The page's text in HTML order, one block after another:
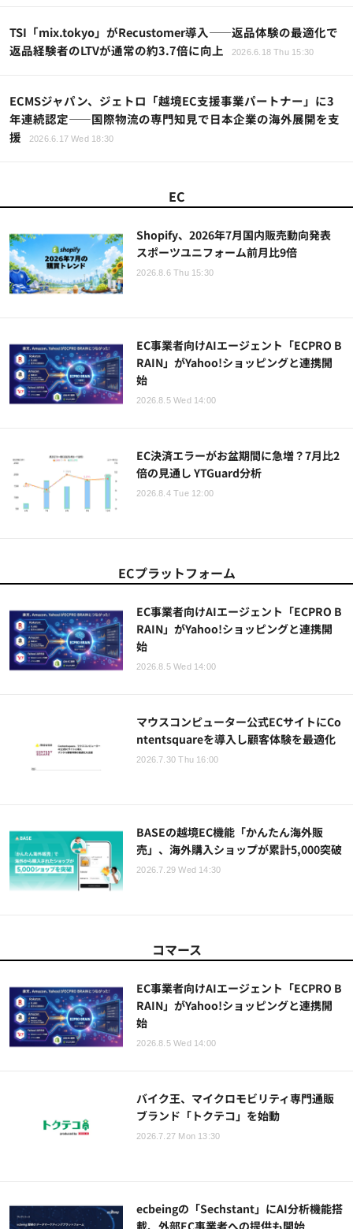
TSI「mix.tokyo」がRecustomer導入——返品体験の最適化で
返品経験者のLTVが通常の約3.7倍に向上
2026.6.18 Thu 15:30
ECMSジャパン、ジェトロ「越境EC支援事業パートナー」に3
年連続認定——国際物流の専門知見で日本企業の海外展開を支
援
2026.6.17 Wed 18:30
EC
Shopify、2026年7月国内販売動向発表
スポーツユニフォーム前月比9倍
2026.8.6 Thu 15:30
EC事業者向けAIエージェント「ECPRO B
RAIN」がYahoo!ショッピングと連携開
始
2026.8.5 Wed 14:00
EC決済エラーがお盆期間に急増？7月比2
倍の見通し YTGuard分析
2026.8.4 Tue 12:00
ECプラットフォーム
EC事業者向けAIエージェント「ECPRO B
RAIN」がYahoo!ショッピングと連携開
始
2026.8.5 Wed 14:00
マウスコンピューター公式ECサイトにCo
ntentsquareを導入し顧客体験を最適化
2026.7.30 Thu 16:00
BASEの越境EC機能「かんたん海外販
売」、海外購入ショップが累計5,000突破
2026.7.29 Wed 14:30
コマース
EC事業者向けAIエージェント「ECPRO B
RAIN」がYahoo!ショッピングと連携開
始
2026.8.5 Wed 14:00
バイク王、マイクロモビリティ専門通販
ブランド「トクテコ」を始動
2026.7.27 Mon 13:30
ecbeingの「Sechstant」にAI分析機能搭